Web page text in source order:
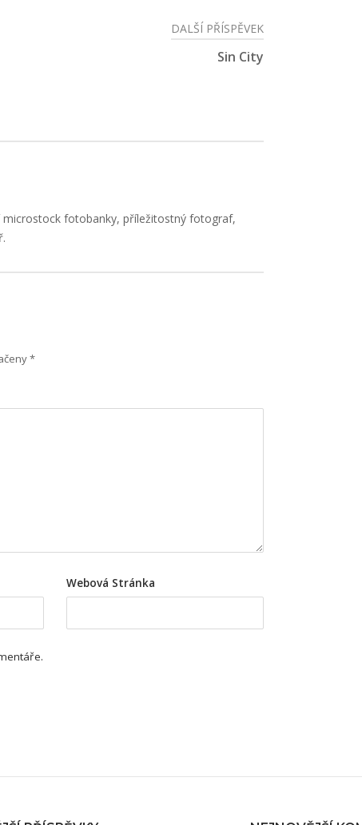
DALŠÍ PŘÍSPĚVEK
Sin City
microstock fotobanky, příležitostný fotograf,
*
Webová Stránka